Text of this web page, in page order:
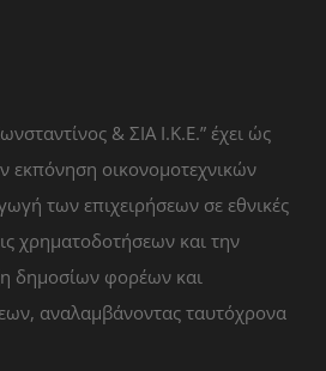
& ΣΙΑ Ι.Κ.Ε.” έχει ώς
εκπόνηση οικονομοτεχνικών
των επιχειρήσεων σε εθνικές
χρηματοδοτήσεων και την
δημοσίων φορέων και
αναλαμβάνοντας ταυτόχρονα